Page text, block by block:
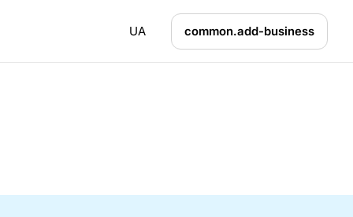
UA common.add-business